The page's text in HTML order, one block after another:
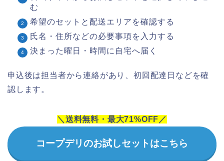
む
希望のセットと配送エリアを確認する
氏名・住所などの必要事項を入力する
決まった曜日・時間に自宅へ届く
申込後は担当者から連絡があり、初回配達日などを確
認します。
＼送料無料・最大71%OFF／
コープデリのお試しセットはこちら